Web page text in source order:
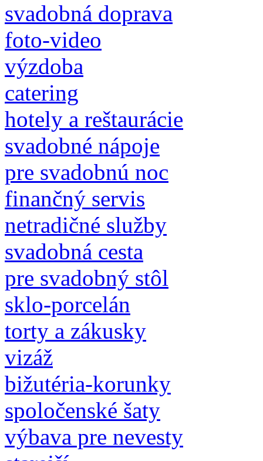
svadobná doprava
foto-video
výzdoba
catering
hotely a reštaurácie
svadobné nápoje
pre svadobnú noc
finančný servis
netradičné služby
svadobná cesta
pre svadobný stôl
sklo-porcelán
torty a zákusky
vizáž
bižutéria-korunky
spoločenské šaty
výbava pre nevesty